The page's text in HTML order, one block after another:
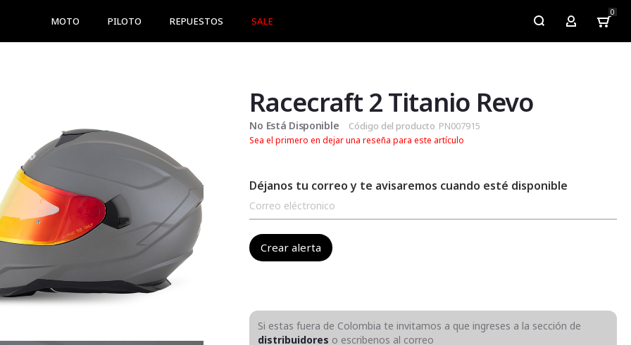
MOTO PILOTO REPUESTOS SALE My Account
0
Racecraft 2 Titanio Revo
No Está Disponible Código del producto PN007915
Sea el primero en dejar una reseña para este artículo
Déjanos tu correo y te avisaremos cuando esté disponible
Si estas fuera de Colombia te invitamos a que ingreses a la sección de
distribuidores o escribenos al correo